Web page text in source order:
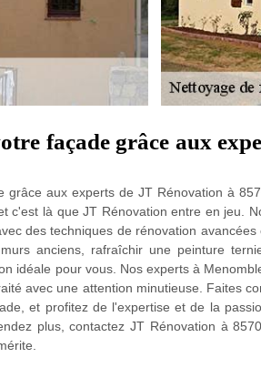
façade grâce aux
grâce aux experts de JT Rénovation à
c'est là que JT Rénovation entre en jeu.
des techniques de rénovation
anciens, rafraîchir une peinture
idéale pour vous. Nos experts à
avec une attention minutieuse. Faites
et profitez de l'expertise et de la
plus, contactez JT Rénovation à